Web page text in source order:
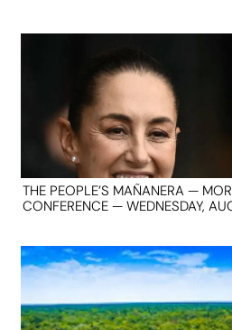
THE PEOPLE’S MAÑANERA —
CONFERENCE — WEDNESDAY,